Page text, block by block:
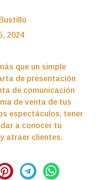
2024
que un simple
de presentación
de comunicación
de venta de tus
espectáculos, tener
a conocer tu
atraer clientes.